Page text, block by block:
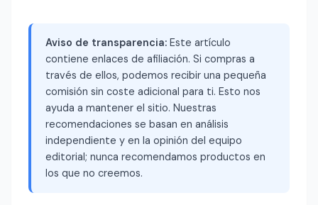
Aviso de transparencia: Este artículo
contiene enlaces de afiliación. Si compras a
través de ellos, podemos recibir una pequeña
comisión sin coste adicional para ti. Esto nos
ayuda a mantener el sitio. Nuestras
recomendaciones se basan en análisis
independiente y en la opinión del equipo
editorial; nunca recomendamos productos en
los que no creemos.